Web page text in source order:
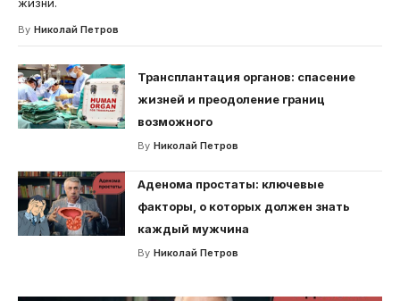
By Николай Петров
Трансплантация органов: спасение
жизней и преодоление границ
возможного
By Николай Петров
Аденома простаты: ключевые
факторы, о которых должен знать
каждый мужчина
By Николай Петров